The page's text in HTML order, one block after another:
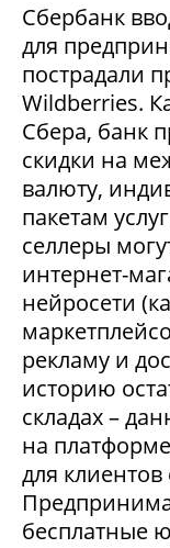
Сбербанк
для
пострадали
Wildberries.
Сбера, банк
скидки на
валюту,
пакетам
селлеры
интернет-
нейросети
рекламу и
историю
складах –
на
для
бесплатные